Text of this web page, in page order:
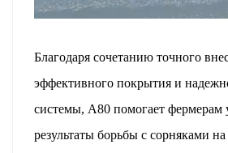
Благодаря сочетанию точного
эффективного покрытия и
системы, A80 помогает фермерам
результаты борьбы с сорняками